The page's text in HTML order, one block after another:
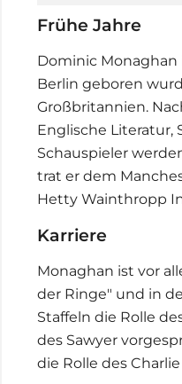
Frühe Jahre
Dominic Monaghan
Berlin geboren
Großbritannien.
Englische Literatur,
Schauspieler
trat er dem
Hetty Wainthropp
Karriere
Monaghan ist vor
der Ringe" und in
Staffeln die Rolle
des Sawyer
die Rolle des